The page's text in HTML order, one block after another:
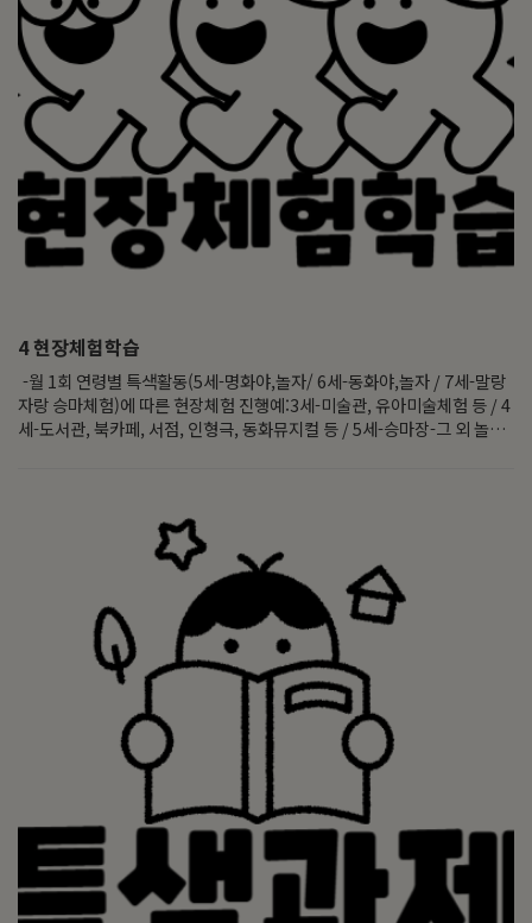
4현장체험학습
-월 1회 연령별 특색활동(5세-명화야,놀자/ 6세-동화야,놀자 / 7세-말랑
자랑 승마체험)에 따른 현장체험 진행예:3세-미술관, 유아미술체험 등 / 4
세-도서관, 북카페, 서점, 인형극, 동화뮤지컬 등 / 5세-승마장-그 외 놀이
건강체험관, 경찰서 및 소방서와 같은 공공기관 등*현장체험학습은 유아
의 흥미와 놀이에 따라 변경될 수 있음